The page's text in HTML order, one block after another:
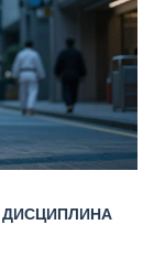
ДИСЦИПЛИНА